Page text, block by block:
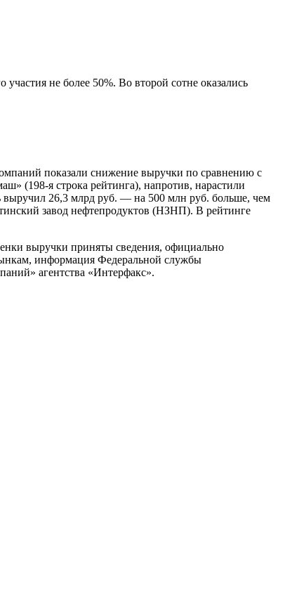
не более 50%. Во второй сотне оказались
показали снижение выручки по сравнению с
(198-я строка рейтинга), напротив, нарастили
выручил 26,3 млрд руб. — на 500 млн руб. больше, чем
завод нефтепродуктов (НЗНП). В рейтинге
выручки приняты сведения, официально
информация Федеральной службы
агентства «Интерфакс».